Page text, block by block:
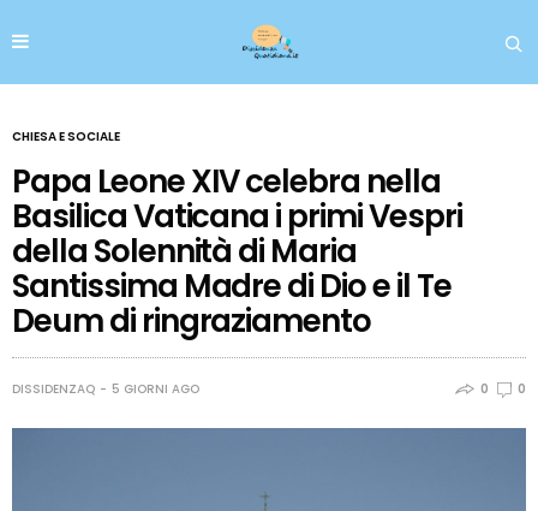
CHIESA E SOCIALE
Papa Leone XIV celebra nella
Basilica Vaticana i primi Vespri
della Solennità di Maria
Santissima Madre di Dio e il Te
Deum di ringraziamento
DISSIDENZAQ 5 GIORNI AGO 0 0